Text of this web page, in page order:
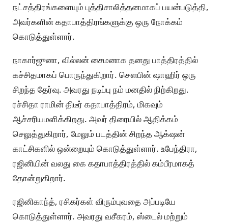
நட்சத்திரங்களையும் புத்திசாலித்தனமாகப் பயன்படுத்தி,
அவர்களின் கதாபாத்திரங்களுக்கு ஒரு நோக்கம்
கொடுத்துள்ளார்.
நாகார்ஜுனா, வில்லன் சைமனாக தனது பாத்திரத்தில்
கச்சிதமாகப் பொருந்துகிறார். சௌபின் ஷாஹிர் ஒரு
சிறந்த தேர்வு. அவரது நடிப்பு நம் மனதில் நிற்கிறது.
ரச்சிதா ராமின் திடீர் கதாபாத்திரம், மிகவும்
ஆச்சரியமளிக்கிறது. அவர் திரையில் ஆதிக்கம்
செலுத்துகிறார், மேலும் படத்தின் சிறந்த ஆக்‌ஷன்
காட்சிகளில் ஒன்றையும் கொடுத்துள்ளார். உபேந்திரா,
ரஜினியின் வலது கை கதாபாத்திரத்தில் கம்பீரமாகத்
தோன்றுகிறார்.
ரஜினிகாந்த், ரசிகர்கள் விரும்புவதை அப்படியே
கொடுத்துள்ளார். அவரது வசீகரம், ஸ்டைல் மற்றும்